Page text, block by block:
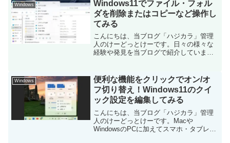
趣味としてい...
Windows
Windows11でファイル・フォル
ダを削除またはコピーなど操作し
てみる
こんにちは、当ブログ「ハジカラ」管理
人のけーどっとけーです。日々の様々な
経験や発見を当ブログで紹介していま
す。今回は、Windows11のファイルやフ
ォルダをコピーまた...
Windows
便利な機能をクリックでオン/オ
フ切り替え！Windows11のクイ
ック設定を編集してみる
こんにちは、当ブログ「ハジカラ」管理
人のけーどっとけーです。Macや
WindowsのPCに加えてスマホ・タブレッ